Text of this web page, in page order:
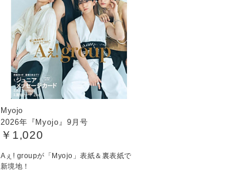
Myojo
2026年『Myojo』9月号
￥1,020
Aぇ! groupが「Myojo」表紙＆裏表紙で
新境地！